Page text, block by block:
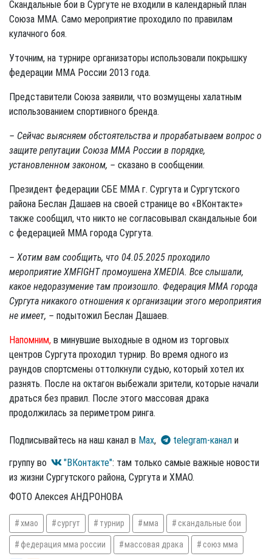
Скандальные бои в Сургуте не входили в календарный план
Союза ММА. Само мероприятие проходило по правилам
кулачного боя.
Уточним, на турнире организаторы использовали покрышку
федерации ММА России 2013 года.
Представители Союза заявили, что возмущены халатным
использованием спортивного бренда.
– Сейчас выясняем обстоятельства и прорабатываем вопрос о
защите репутации Союза ММА России в порядке,
установленном законом, – сказано в сообщении.
Президент федерации СБЕ ММА г. Сургута и Сургутского
района Беслан Дашаев на своей странице во «ВКонтакте»
также сообщил, что никто не согласовывал скандальные бои
с федерацией ММА города Сургута.
– Хотим вам сообщить, что 04.05.2025 проходило
мероприятие XMFIGHT промоушена XMEDIA. Все слышали,
какое недоразумение там произошло. Федерация ММА города
Сургута никакого отношения к организации этого мероприятия
не имеет, – подытожил Беслан Дашаев.
Напомним, в минувшие выходные в одном из торговых
центров Сургута проходил турнир. Во время одного из
раундов спортсмены оттолкнули судью, который хотел их
разнять. После на октагон выбежали зрители, которые начали
драться без правил. После этого массовая драка
продолжилась за периметром ринга.
Подписывайтесь на наш канал в Max, telegram-канал и
группу во
"ВКонтакте": там только самые важные новости
из жизни Сургутского района, Сургута и ХМАО.
ФОТО Алексея АНДРОНОВА
хмао сургут турнир мма скандальные бои
федерация мма россии массовая драка союз мма